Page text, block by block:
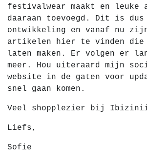
festivalwear maakt en leuke
daaraan toevoegd. Dit is
ontwikkeling en vanaf nu
artikelen hier te vinden
laten maken. Er volgen er
meer. Hou uiteraard mijn
website in de gaten voor
snel gaan komen.
Veel shopplezier bij
Liefs,
Sofie